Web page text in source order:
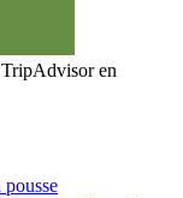
en